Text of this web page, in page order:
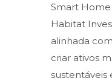
Smart
Habitat
alinhada
criar ativos
sustentáveis